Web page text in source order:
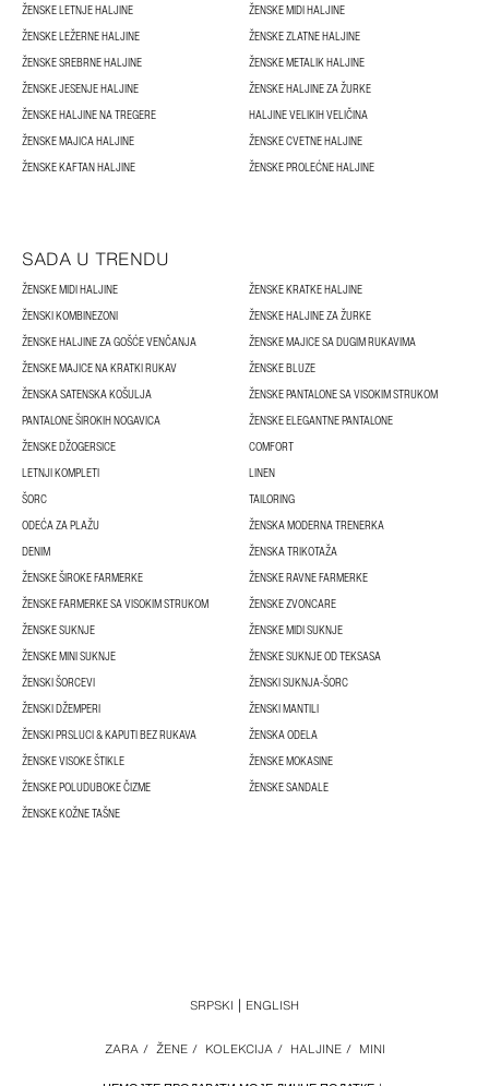
ŽENSKE LETNJE HALJINE
ŽENSKE MIDI HALJINE
ŽENSKE LEŽERNE HALJINE
ŽENSKE ZLATNE HALJINE
ŽENSKE SREBRNE HALJINE
ŽENSKE METALIK HALJINE
ŽENSKE JESENJE HALJINE
ŽENSKE HALJINE ZA ŽURKE
ŽENSKE HALJINE NA TREGERE
HALJINE VELIKIH VELIČINA
ŽENSKE MAJICA HALJINE
ŽENSKE CVETNE HALJINE
ŽENSKE KAFTAN HALJINE
ŽENSKE PROLEĆNE HALJINE
SADA U TRENDU
ŽENSKE MIDI HALJINE
ŽENSKE KRATKE HALJINE
ŽENSKI KOMBINEZONI
ŽENSKE HALJINE ZA ŽURKE
ŽENSKE HALJINE ZA GOŠĆE VENČANJA
ŽENSKE MAJICE SA DUGIM RUKAVIMA
ŽENSKE MAJICE NA KRATKI RUKAV
ŽENSKE BLUZE
ŽENSKA SATENSKA KOŠULJA
ŽENSKE PANTALONE SA VISOKIM STRUKOM
PANTALONE ŠIROKIH NOGAVICA
ŽENSKE ELEGANTNE PANTALONE
ŽENSKE DŽOGERSICE
COMFORT
LETNJI KOMPLETI
LINEN
ŠORC
TAILORING
ODEĆA ZA PLAŽU
ŽENSKA MODERNA TRENERKA
DENIM
ŽENSKA TRIKOTAŽA
ŽENSKE ŠIROKE FARMERKE
ŽENSKE RAVNE FARMERKE
ŽENSKE FARMERKE SA VISOKIM STRUKOM
ŽENSKE ZVONCARE
ŽENSKE SUKNJE
ŽENSKE MIDI SUKNJE
ŽENSKE MINI SUKNJE
ŽENSKE SUKNJE OD TEKSASA
ŽENSKI ŠORCEVI
ŽENSKI SUKNJA-ŠORC
ŽENSKI DŽEMPERI
ŽENSKI MANTILI
ŽENSKI PRSLUCI & KAPUTI BEZ RUKAVA
ŽENSKA ODELA
ŽENSKE VISOKE ŠTIKLE
ŽENSKE MOKASINE
ŽENSKE POLUDUBOKE ČIZME
ŽENSKE SANDALE
ŽENSKE KOŽNE TAŠNE
ZARA / ŽENE / KOLEKCIJA / HALJINE / MINI
SRPSKI ENGLISH